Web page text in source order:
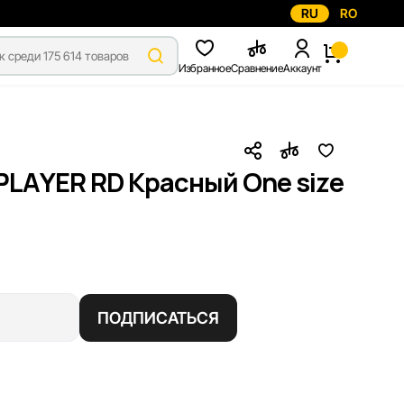
RU RO
ИзбранноеСравнениеАккаунт
RD Красный One size
ПОДПИСАТЬСЯ